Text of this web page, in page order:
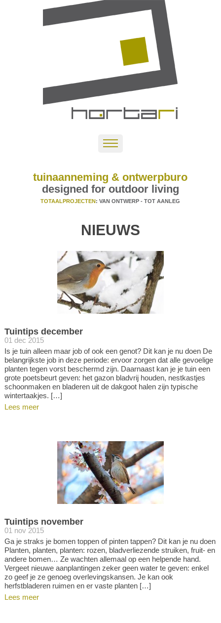
tuinaanneming & ontwerpburo
designed for outdoor living
TOTAALPROJECTEN: VAN ONTWERP - TOT AANLEG
NIEUWS
Tuintips december
01 dec 2015
Is je tuin alleen maar job of ook een genot? Dit kan je nu doen De
belangrijkste job in deze periode: ervoor zorgen dat alle gevoelige
planten tegen vorst beschermd zijn. Daarnaast kan je je tuin een
grote poetsbeurt geven: het gazon bladvrij houden, nestkastjes
schoonmaken en bladeren uit de dakgoot halen zijn typische
wintertaakjes. […]
Lees meer
Tuintips november
01 nov 2015
Ga je straks je bomen toppen of pinten tappen? Dit kan je nu doen
Planten, planten, planten: rozen, bladverliezende struiken, fruit- en
andere bomen… Ze wachten allemaal op een helpende hand.
Vergeet nieuwe aanplantingen zeker geen water te geven: enkel
zo geef je ze genoeg overlevingskansen. Je kan ook
herfstbladeren ruimen en er vaste planten […]
Lees meer